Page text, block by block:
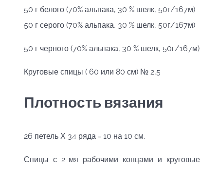
50 г белого (70% альпака, 30 % шелк, 50г/167м)
50 г серого (70% альпака, 30 % шелк, 50г/167м)
50 г черного (70% альпака, 30 % шелк, 50г/167м)
Круговые спицы ( 60 или 80 см) № 2,5
Плотность вязания
26 петель Х 34 ряда = 10 на 10 см.
Спицы с 2-мя рабочими концами и круговые